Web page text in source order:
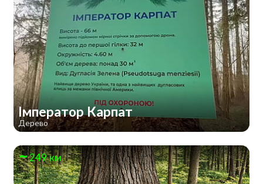
Імператор Карпат
Дерево
249 км